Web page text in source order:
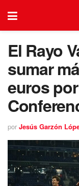
El Rayo
sumar
euros
por Jesús Garzón